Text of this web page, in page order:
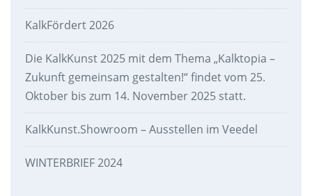
KalkFördert 2026
Die KalkKunst 2025 mit dem Thema „Kalktopia –
Zukunft gemeinsam gestalten!“ findet vom 25.
Oktober bis zum 14. November 2025 statt.
KalkKunst.Showroom – Ausstellen im Veedel
WINTERBRIEF 2024